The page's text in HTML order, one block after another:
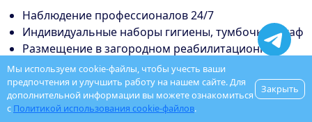
Наблюдение профессионалов 24/7
Индивидуальные наборы гигиены, тумбочка, шкаф
Размещение в загородном реабилитационном
центре в заповедной зоне
Записаться
Полностью анонимно
Мы используем cookie-файлы, чтобы учесть ваши
предпочтения и улучшить работу на нашем сайте. Для
дополнительной информации вы можете ознакомиться
с Политикой использования cookie-файлов.
Закрыть